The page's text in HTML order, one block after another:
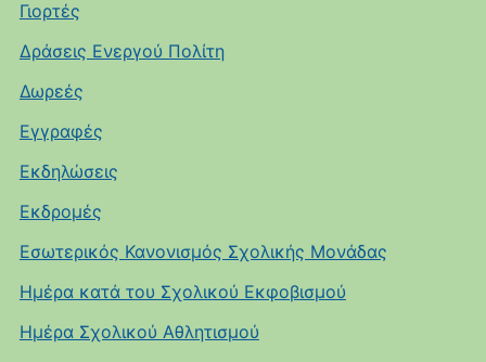
Γιορτές
Δράσεις Ενεργού Πολίτη
Δωρεές
Εγγραφές
Εκδηλώσεις
Εκδρομές
Εσωτερικός Κανονισμός Σχολικής Μονάδας
Ημέρα κατά του Σχολικού Εκφοβισμού
Ημέρα Σχολικού Αθλητισμού